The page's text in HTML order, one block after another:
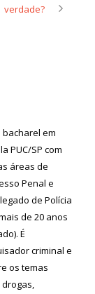
verdade?
bacharel em
PUC/SP com
áreas de
Penal e
de Polícia
de 20 anos
É
criminal e
os temas